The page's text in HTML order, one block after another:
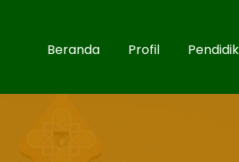
Beranda Profil